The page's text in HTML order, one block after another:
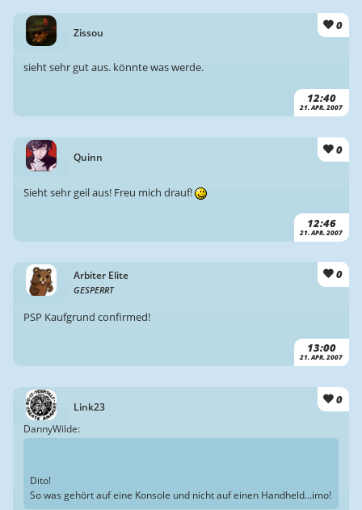
Zissou
0
12:40
21. APR. 2007
sieht sehr gut aus. könnte was werde.
Quinn
0
12:46
21. APR. 2007
Sieht sehr geil aus! Freu mich drauf!
Arbiter Elite
GESPERRT
0
13:00
21. APR. 2007
PSP Kaufgrund confirmed!
Link23
0
DannyWilde:
Dito!
So was gehört auf eine Konsole und nicht auf einen Handheld...imo!